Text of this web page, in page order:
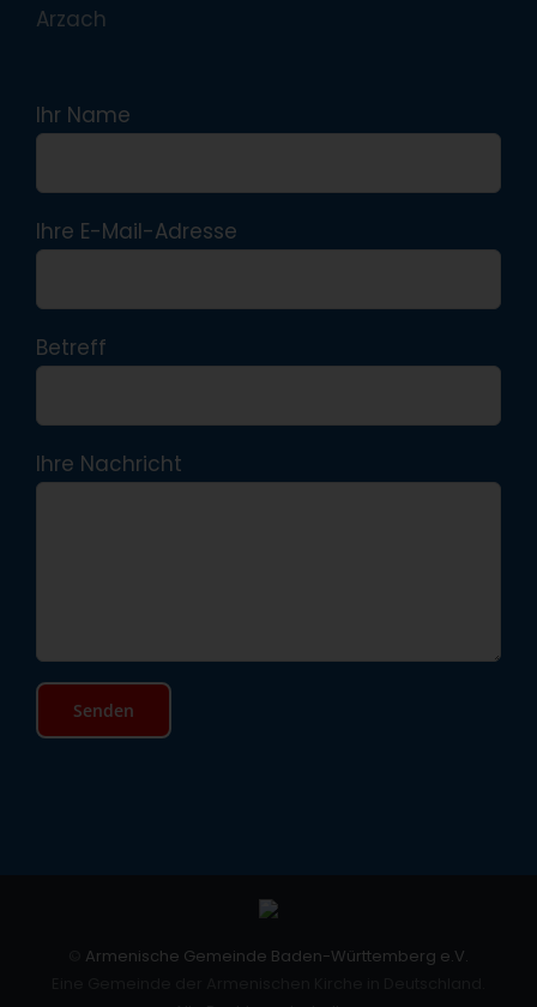
Arzach
Ihr Name
Ihre E-Mail-Adresse
Betreff
Ihre Nachricht
Armenische Gemeinde Baden-Württemberg e.V.